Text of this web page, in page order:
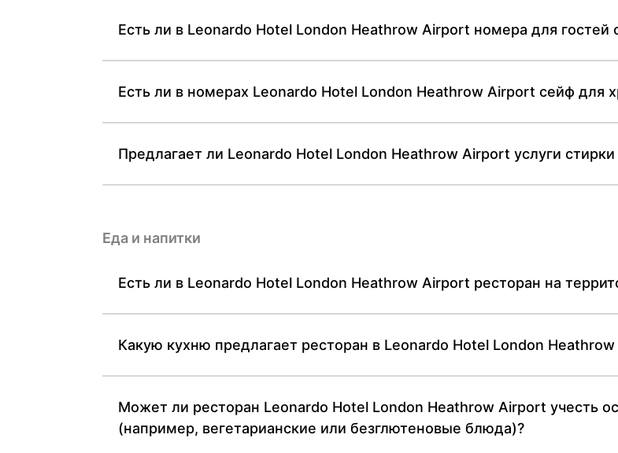
Есть ли в Leonardo Hotel London Heathrow Airport номера для
Есть ли в номерах Leonardo Hotel London Heathrow Airport сейф для
Предлагает ли Leonardo Hotel London Heathrow Airport услуги
Еда и напитки
Есть ли в Leonardo Hotel London Heathrow Airport ресторан на
Какую кухню предлагает ресторан в Leonardo Hotel London
Может ли ресторан Leonardo Hotel London Heathrow Airport учесть
(например, вегетарианские или безглютеновые блюда)?